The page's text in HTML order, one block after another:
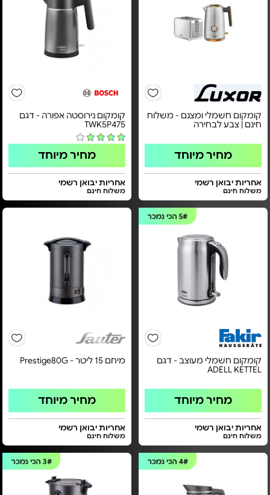
קומקום חשמלי ומצנם - משלוח
חינם | צבע לבחירה
מחיר מיוחד
אחריות יבואן רשמי
משלוח חינם
קומקום נירוסטה אפורה - דגם
TWK5P475
מחיר מיוחד
אחריות יבואן רשמי
משלוח חינם
5#הכי נמכר
קומקום חשמלי מעוצב - דגם
ADELL KETTEL
מחיר מיוחד
אחריות יבואן רשמי
משלוח חינם
מיחם 15 ליטר - Prestige80G
מחיר מיוחד
אחריות יבואן רשמי
משלוח חינם
4#הכי נמכר 3#הכי נמכר